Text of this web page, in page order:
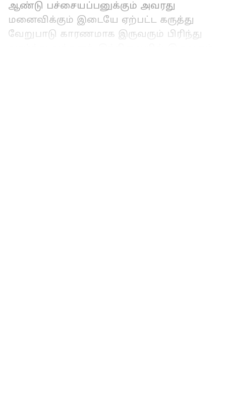
ஆண்டு பச்சையப்பனுக்கும் அவரது
மனைவிக்கும் இடையே ஏற்பட்ட கருத்து
வேறுபாடு காரணமாக இருவரும் பிரிந்து